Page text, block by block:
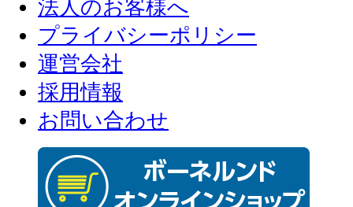
法人のお客様へ
プライバシーポリシー
運営会社
採用情報
お問い合わせ